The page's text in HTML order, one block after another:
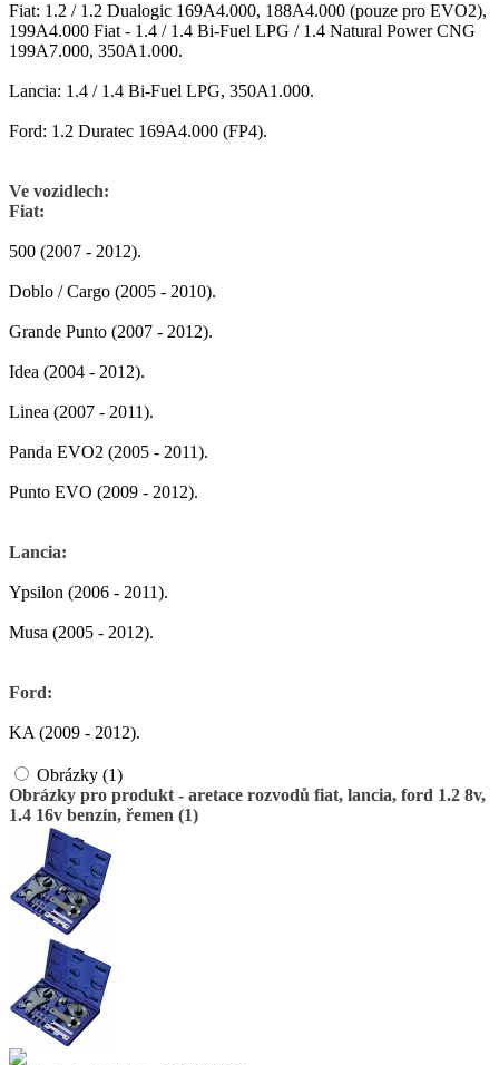
Fiat: 1.2 / 1.2 Dualogic 169A4.000, 188A4.000 (pouze pro EVO2),
199A4.000 Fiat - 1.4 / 1.4 Bi-Fuel LPG / 1.4 Natural Power CNG
199A7.000, 350A1.000.
Lancia: 1.4 / 1.4 Bi-Fuel LPG, 350A1.000.
Ford: 1.2 Duratec 169A4.000 (FP4).
Ve vozidlech:
Fiat:
500 (2007 - 2012).
Doblo / Cargo (2005 - 2010).
Grande Punto (2007 - 2012).
Idea (2004 - 2012).
Linea (2007 - 2011).
Panda EVO2 (2005 - 2011).
Punto EVO (2009 - 2012).
Lancia:
Ypsilon (2006 - 2011).
Musa (2005 - 2012).
Ford:
KA (2009 - 2012).
Obrázky (1)
Obrázky pro produkt - aretace rozvodů fiat, lancia, ford 1.2 8v,
1.4 16v benzín, řemen (1)